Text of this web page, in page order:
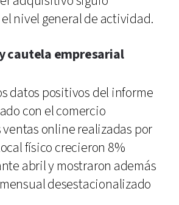
nivel general de actividad.
cautela empresarial
datos positivos del informe
con el comercio
online realizadas por
físico crecieron 8%
abril y mostraron además
desestacionalizado